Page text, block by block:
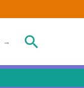
→ Buscar